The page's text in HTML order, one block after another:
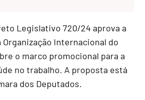
Legislativo 720/24 aprova a
Organização Internacional do
o marco promocional para a
no trabalho. A proposta está
dos Deputados.